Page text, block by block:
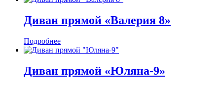
Диван прямой «Валерия 8»
Подробнее
Диван прямой «Юляна-9»